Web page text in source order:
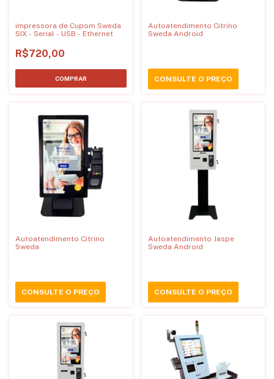
impressora de Cupom Sweda
SIX - Serial - USB - Ethernet
R$720,00
Autoatendimento Citrino
Sweda Android
CONSULTE O PREÇO
Autoatendimento Citrino
Sweda
CONSULTE O PREÇO
Autoatendimento Jaspe
Sweda Android
CONSULTE O PREÇO